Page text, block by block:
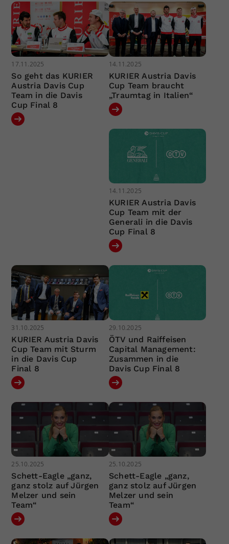
17.11.2025
So geht das KURIER
Austria Davis Cup
Team in die Davis
Cup Final 8
14.11.2025
KURIER Austria Davis
Cup Team braucht
„Traumtag in Italien“
14.11.2025
KURIER Austria Davis
Cup Team mit der
Generali in die Davis
Cup Final 8
31.10.2025
KURIER Austria Davis
Cup Team mit Sturm
in die Davis Cup
Final 8
29.10.2025
ÖTV und Raiffeisen
Capital Management:
Zusammen in die
Davis Cup Final 8
25.10.2025
Schett-Eagle „ganz,
ganz stolz auf Jürgen
Melzer und sein
Team“
25.10.2025
Schett-Eagle „ganz,
ganz stolz auf Jürgen
Melzer und sein
Team“